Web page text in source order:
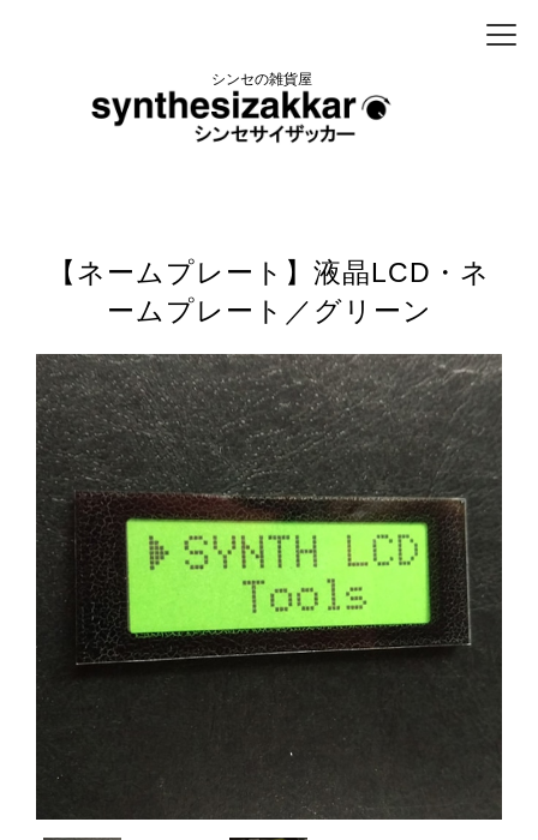
シンセの雑貨屋
【ネームプレート】液晶LCD・ネ
ームプレート／グリーン